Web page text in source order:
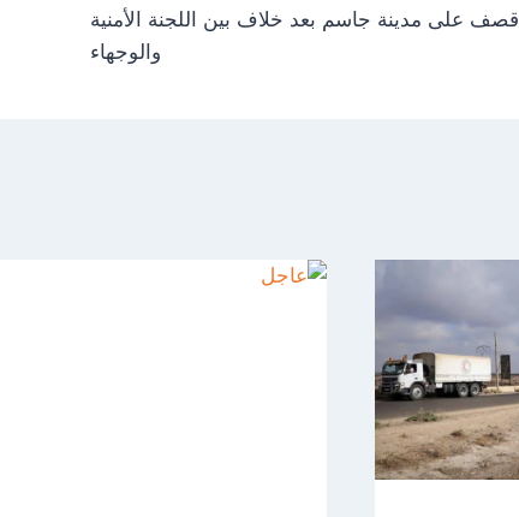
قصف على مدينة جاسم بعد خلاف بين اللجنة الأمنية
والوجهاء